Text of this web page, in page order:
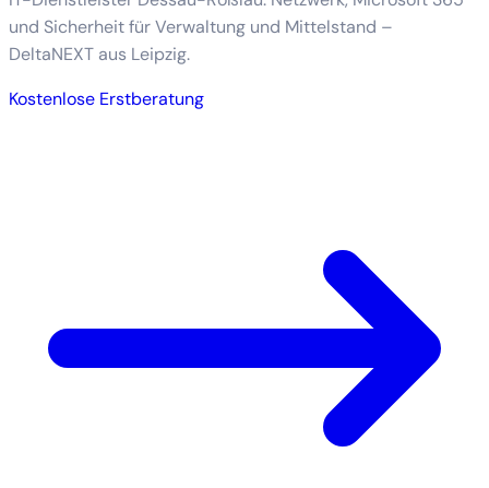
und Sicherheit für Verwaltung und Mittelstand –
DeltaNEXT aus Leipzig.
Kostenlose Erstberatung